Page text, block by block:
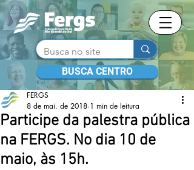
BUSCA CENTRO
Participe da palestra pública
na FERGS. No dia 10 de
maio, às 15h.
FERGS
8 de mai. de 2018 1 min de leitura